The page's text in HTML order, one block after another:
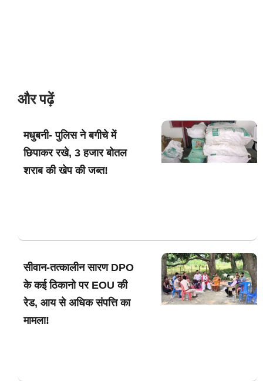
और पढ़ें
मधुबनी- पुलिस ने बगीचे में
छिपाकर रखे, 3 हजार बोतल
शराब की खेप की जब्त!
सीवान-तत्कालीन सारण DPO
के कई ठिकानो पर EOU की
रेड, आय से अधिक संपत्ति का
मामला!